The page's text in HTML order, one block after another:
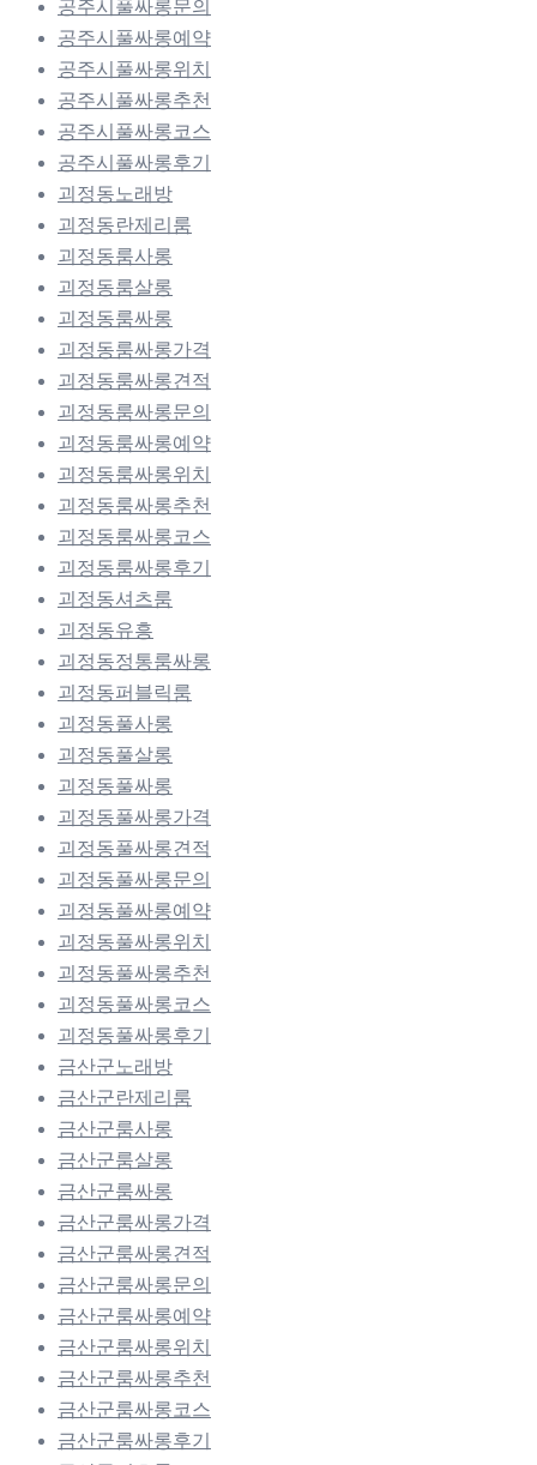
공주시풀싸롱문의
공주시풀싸롱예약
공주시풀싸롱위치
공주시풀싸롱추천
공주시풀싸롱코스
공주시풀싸롱후기
괴정동노래방
괴정동란제리룸
괴정동룸사롱
괴정동룸살롱
괴정동룸싸롱
괴정동룸싸롱가격
괴정동룸싸롱견적
괴정동룸싸롱문의
괴정동룸싸롱예약
괴정동룸싸롱위치
괴정동룸싸롱추천
괴정동룸싸롱코스
괴정동룸싸롱후기
괴정동셔츠룸
괴정동유흥
괴정동정통룸싸롱
괴정동퍼블릭룸
괴정동풀사롱
괴정동풀살롱
괴정동풀싸롱
괴정동풀싸롱가격
괴정동풀싸롱견적
괴정동풀싸롱문의
괴정동풀싸롱예약
괴정동풀싸롱위치
괴정동풀싸롱추천
괴정동풀싸롱코스
괴정동풀싸롱후기
금산군노래방
금산군란제리룸
금산군룸사롱
금산군룸살롱
금산군룸싸롱
금산군룸싸롱가격
금산군룸싸롱견적
금산군룸싸롱문의
금산군룸싸롱예약
금산군룸싸롱위치
금산군룸싸롱추천
금산군룸싸롱코스
금산군룸싸롱후기